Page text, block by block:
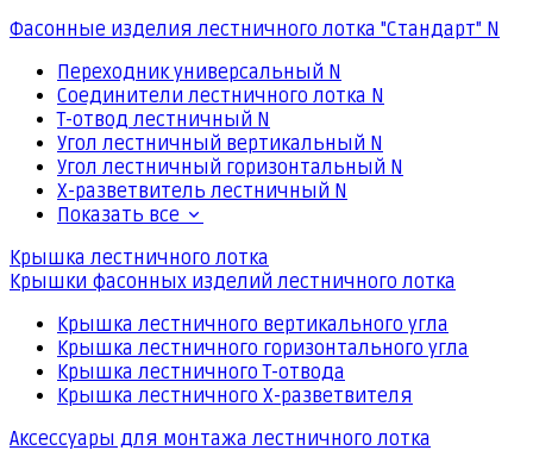
Фасонные изделия лестничного лотка "Стандарт" N
Переходник универсальный N
Соединители лестничного лотка N
Т-отвод лестничный N
Угол лестничный вертикальный N
Угол лестничный горизонтальный N
Х-разветвитель лестничный N
Показать все
Крышка лестничного лотка
Крышки фасонных изделий лестничного лотка
Крышка лестничного вертикального угла
Крышка лестничного горизонтального угла
Крышка лестничного Т-отвода
Крышка лестничного Х-разветвителя
Аксессуары для монтажа лестничного лотка